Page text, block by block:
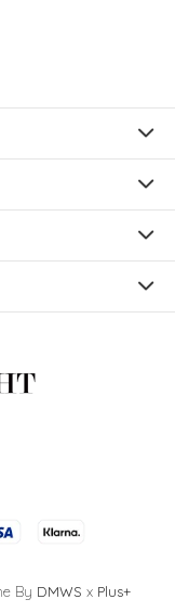
By DMWS x Plus+